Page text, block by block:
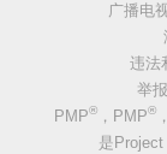
广播电
违法
举
PMP®，PMP®
是